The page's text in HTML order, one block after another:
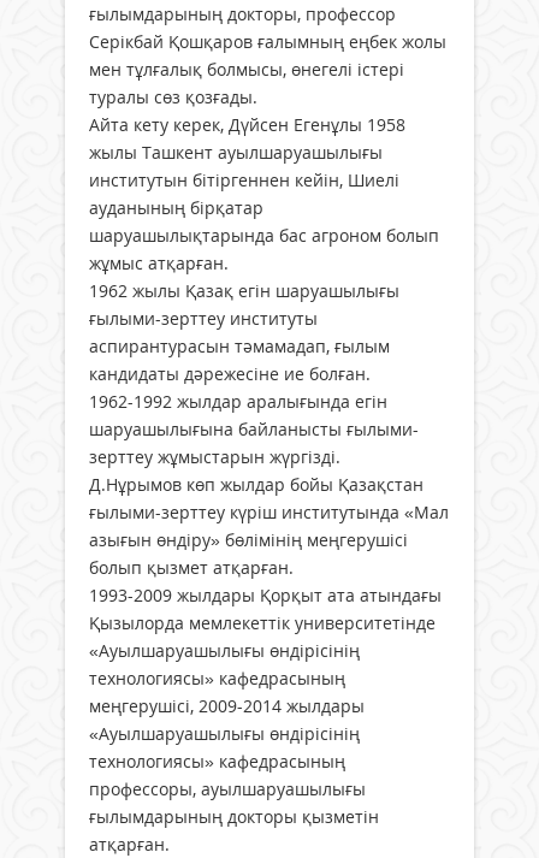
ғылымдарының докторы, профессор
Серікбай Қошқаров ғалымның еңбек жолы
мен тұлғалық болмысы, өнегелі істері
туралы сөз қозғады.
Айта кету керек, Дүйсен Егенұлы 1958
жылы Ташкент ауылшаруашылығы
институтын бітіргеннен кейін, Шиелі
ауданының бірқатар
шаруашылықтарында бас агроном болып
жұмыс атқарған.
1962 жылы Қазақ егін шаруашылығы
ғылыми-зерттеу институты
аспирантурасын тәмамадап, ғылым
кандидаты дәрежесіне ие болған.
1962-1992 жылдар аралығында егін
шаруашылығына байланысты ғылыми-
зерттеу жұмыстарын жүргізді.
Д.Нұрымов көп жылдар бойы Қазақстан
ғылыми-зерттеу күріш институтында «Мал
азығын өндіру» бөлімінің меңгерушісі
болып қызмет атқарған.
1993-2009 жылдары Қорқыт ата атындағы
Қызылорда мемлекеттік университетінде
«Ауылшаруашылығы өндірісінің
технологиясы» кафедрасының
меңгерушісі, 2009-2014 жылдары
«Ауылшаруашылығы өндірісінің
технологиясы» кафедрасының
профессоры, ауылшаруашылығы
ғылымдарының докторы қызметін
атқарған.